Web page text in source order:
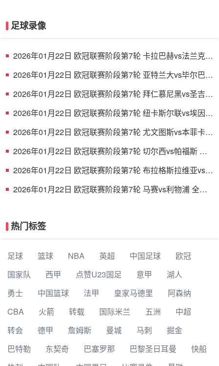
足球录像
2026年01月22日 欧冠联赛阶段第7轮 卡拉巴赫vs法兰克福
2026年01月22日 欧冠联赛阶段第7轮 亚特兰大vs毕尔巴鄂
2026年01月22日 欧冠联赛阶段第7轮 拜仁慕尼黑vs圣吉罗
2026年01月22日 欧冠联赛阶段第7轮 纽卡斯尔联vs埃因霍
2026年01月22日 欧冠联赛阶段第7轮 尤文图斯vs本菲卡
2026年01月22日 欧冠联赛阶段第7轮 切尔西vs帕福斯 全
2026年01月22日 欧冠联赛阶段第7轮 布拉格斯拉维亚vs巴
2026年01月22日 欧冠联赛阶段第7轮 马赛vs利物浦 全场
热门标签
足球 篮球 NBA 英超 中国足球
欧冠
国家队
西甲 点赞U23国足 意甲
湖人
勇士
中国篮球 法甲 皇家马德里
阿森纳
CBA
火箭 转载 国际米兰 五洲
中超
转会
德甲 詹姆斯 曼城 马刺
掘金
巴特勒
东契奇 巴塞罗那 巴黎圣日耳曼
快船